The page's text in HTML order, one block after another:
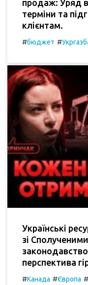
продаж: Уряд
терміни та
клієнтам.
#бюджет #
Українські
зі
перспектива
#Канада #Європа #